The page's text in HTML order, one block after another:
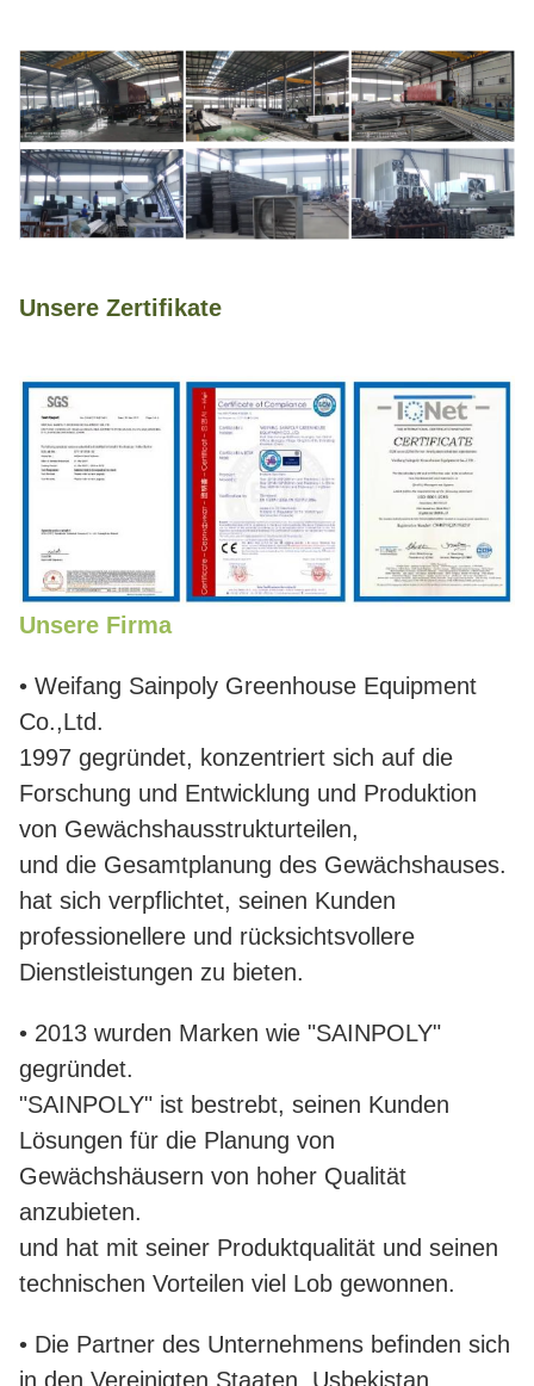
Unsere Zertifikate
Unsere Firma
• Weifang Sainpoly Greenhouse Equipment
Co.,Ltd.
1997 gegründet, konzentriert sich auf die
Forschung und Entwicklung und Produktion
von Gewächshausstrukturteilen,
und die Gesamtplanung des Gewächshauses.
hat sich verpflichtet, seinen Kunden
professionellere und rücksichtsvollere
Dienstleistungen zu bieten.
• 2013 wurden Marken wie "SAINPOLY"
gegründet.
"SAINPOLY" ist bestrebt, seinen Kunden
Lösungen für die Planung von
Gewächshäusern von hoher Qualität
anzubieten.
und hat mit seiner Produktqualität und seinen
technischen Vorteilen viel Lob gewonnen.
• Die Partner des Unternehmens befinden sich
in den Vereinigten Staaten, Usbekistan,